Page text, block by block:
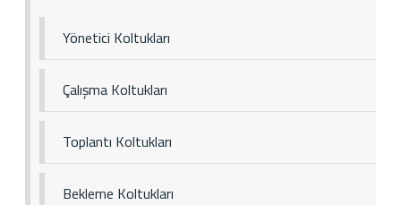
Yönetici Koltukları
Çalışma Koltukları
Toplantı Koltukları
Bekleme Koltukları